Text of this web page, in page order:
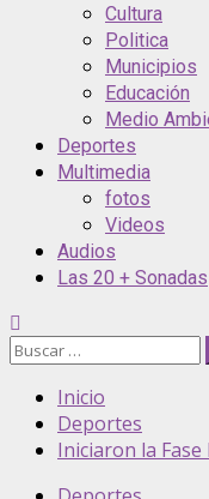
Cultura
Politica
Municipios
Educación
Medio
Deportes
Multimedia
fotos
Videos
Audios
Las 20 + Sonadas
Buscar:
Inicio
Deportes
Iniciaron la